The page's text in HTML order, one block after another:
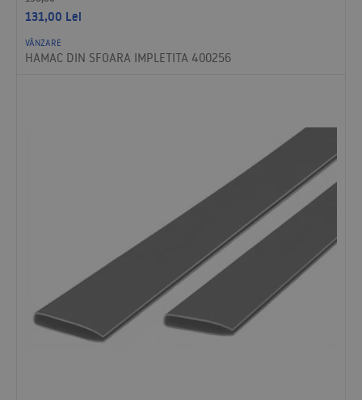
131,00 Lei
VÂNZARE
HAMAC DIN SFOARA IMPLETITA 400256